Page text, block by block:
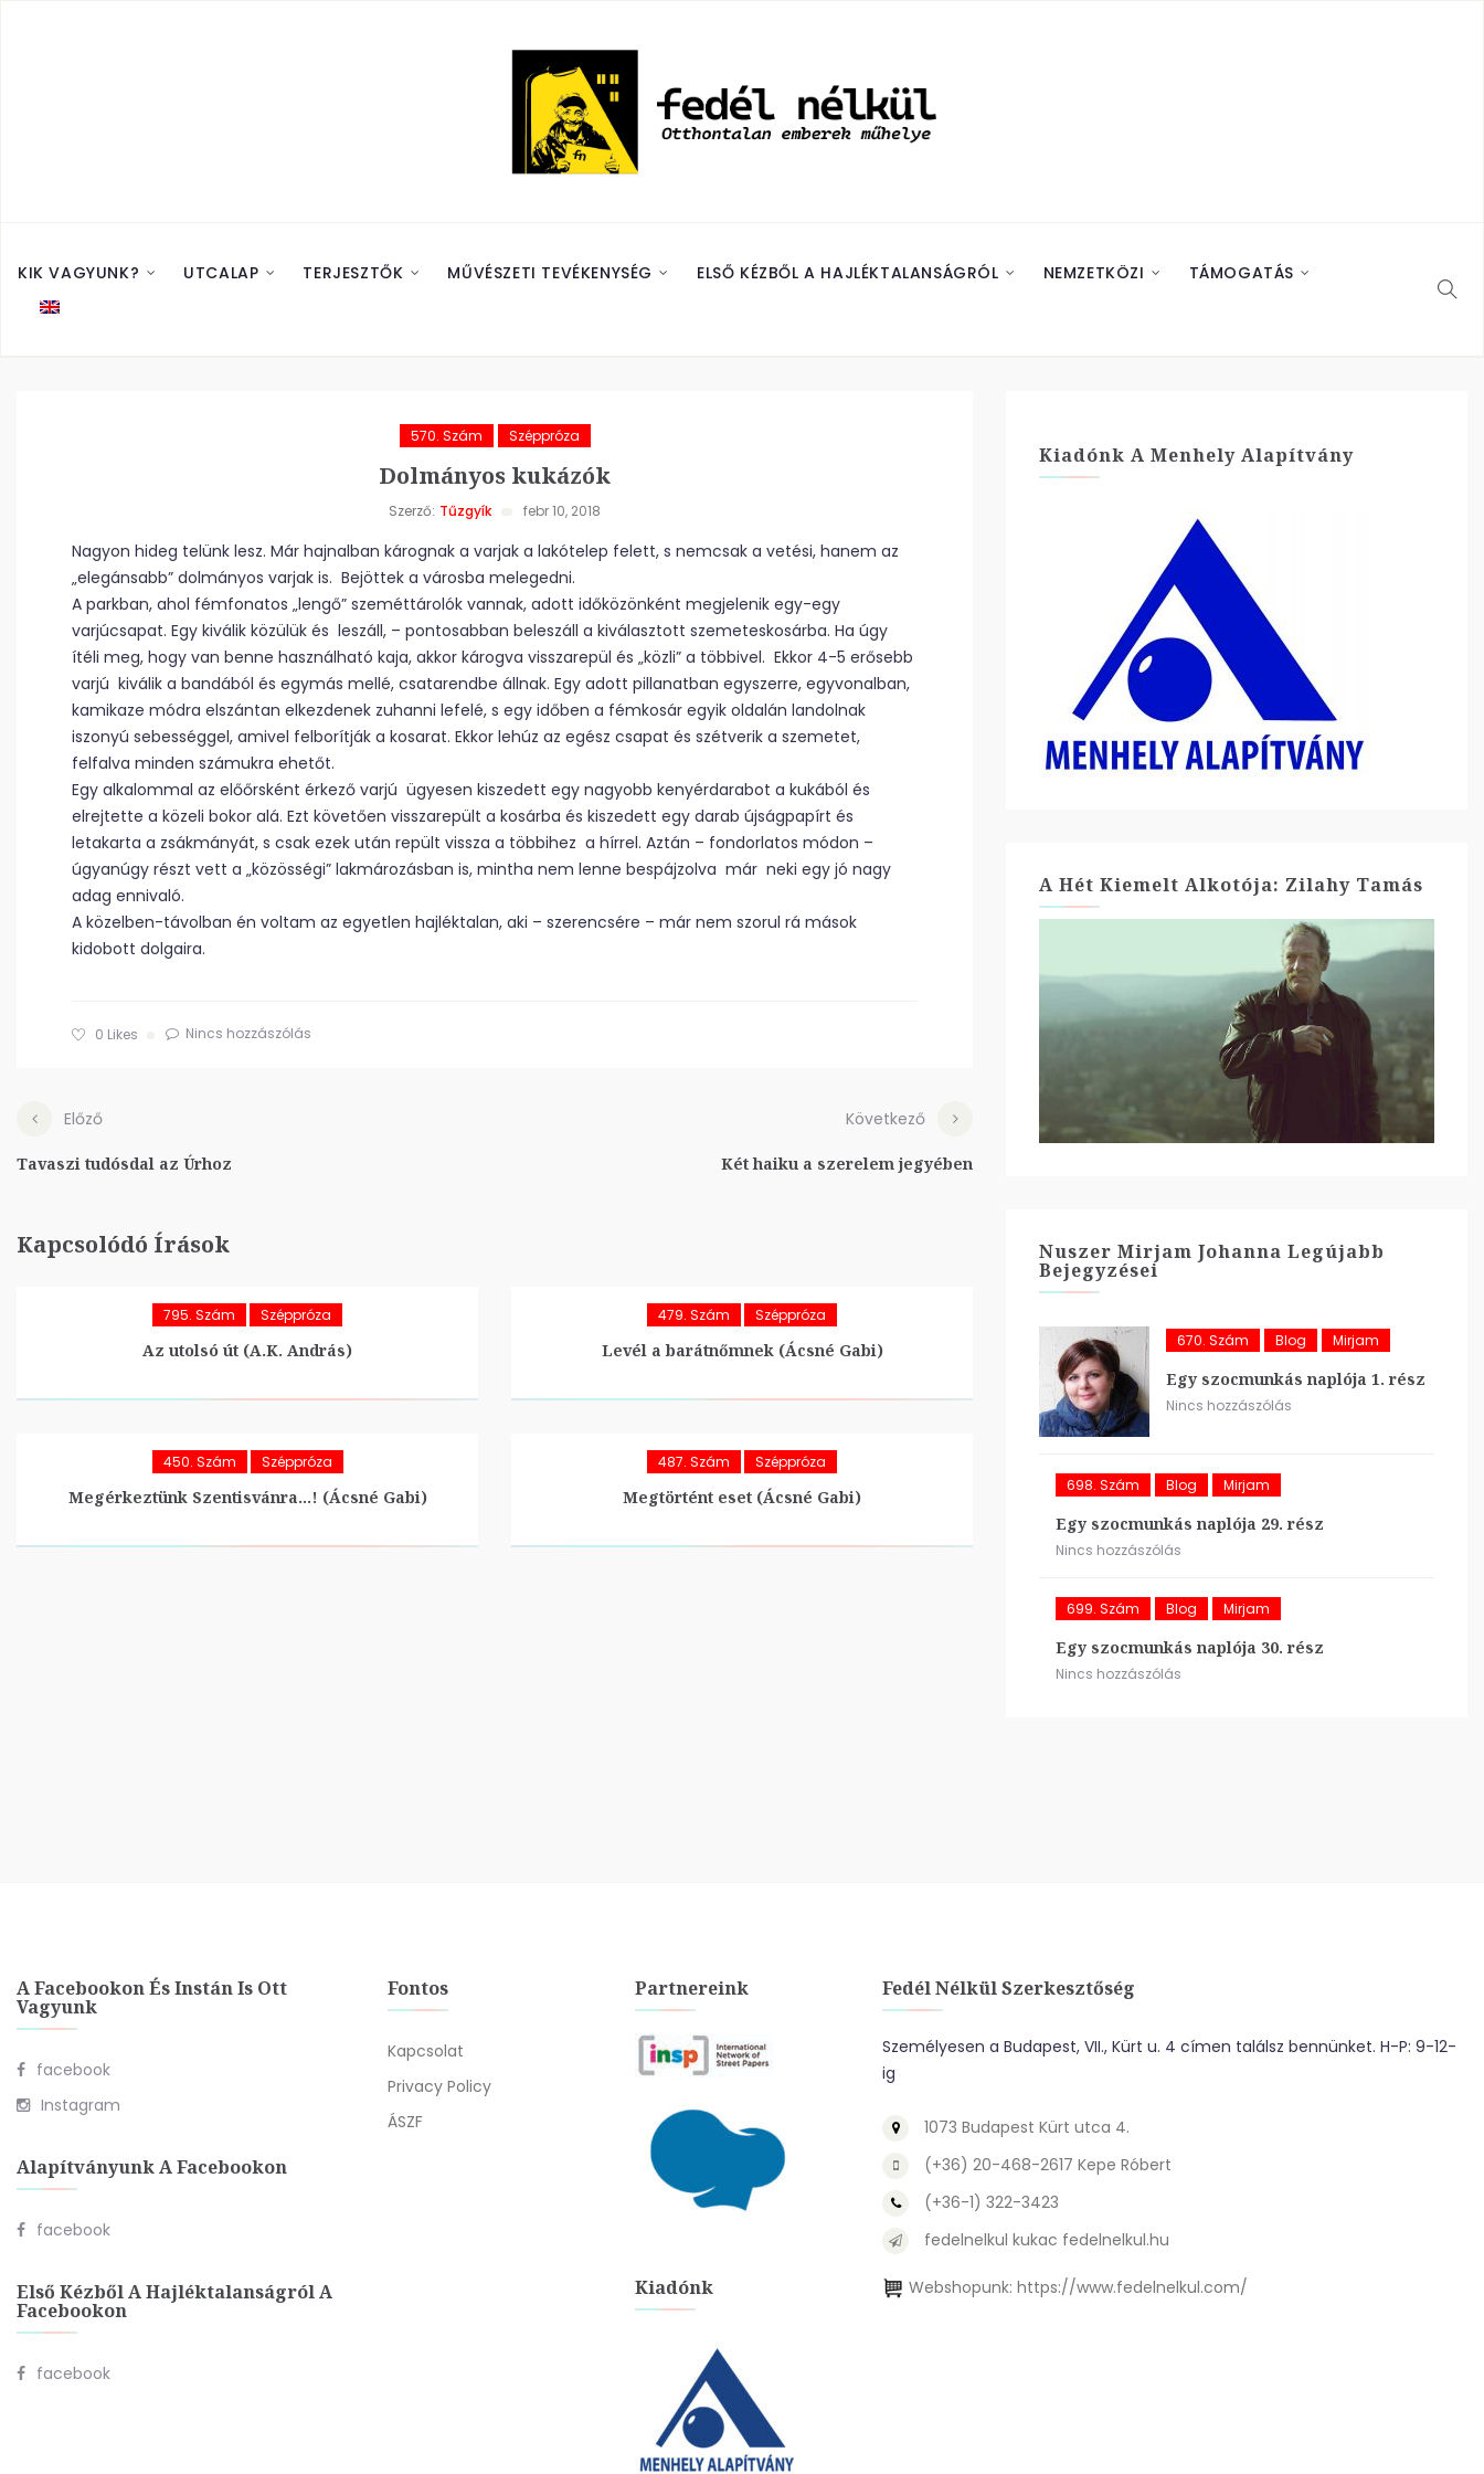
KIK VAGYUNK? UTCALAP TERJESZTŐK MŰVÉSZETI TEVÉKENYSÉG ELSŐ KÉZBŐL A HAJLÉKTALANSÁGRÓL NEMZETKÖZI TÁMOGATÁS
570. Szám Széppróza
Dolmányos kukázók
Szerző: Tűzgyík febr 10, 2018
Nagyon hideg telünk lesz. Már hajnalban kárognak a varjak a lakótelep felett, s nemcsak a vetési, hanem az
„elegánsabb” dolmányos varjak is. Bejöttek a városba melegedni.
A parkban, ahol fémfonatos „lengő” szeméttárolók vannak, adott időközönként megjelenik egy-egy
varjúcsapat. Egy kiválik közülük és leszáll, – pontosabban beleszáll a kiválasztott szemeteskosárba. Ha úgy
ítéli meg, hogy van benne használható kaja, akkor károgva visszarepül és „közli” a többivel. Ekkor 4-5 erősebb
varjú kiválik a bandából és egymás mellé, csatarendbe állnak. Egy adott pillanatban egyszerre, egyvonalban,
kamikaze módra elszántan elkezdenek zuhanni lefelé, s egy időben a fémkosár egyik oldalán landolnak
iszonyú sebességgel, amivel felborítják a kosarat. Ekkor lehúz az egész csapat és szétverik a szemetet,
felfalva minden számukra ehetőt.
Egy alkalommal az előőrsként érkező varjú ügyesen kiszedett egy nagyobb kenyérdarabot a kukából és
elrejtette a közeli bokor alá. Ezt követően visszarepült a kosárba és kiszedett egy darab újságpapírt és
letakarta a zsákmányát, s csak ezek után repült vissza a többihez a hírrel. Aztán – fondorlatos módon –
úgyanúgy részt vett a „közösségi” lakmározásban is, mintha nem lenne bespájzolva már neki egy jó nagy
adag ennivaló.
A közelben-távolban én voltam az egyetlen hajléktalan, aki – szerencsére – már nem szorul rá mások
kidobott dolgaira.
0 Likes Nincs hozzászólás
Előző
Tavaszi tudósdal az Úrhoz
Következő
Két haiku a szerelem jegyében
Kapcsolódó Írások
795. Szám Széppróza
Az utolsó út (A.K. András)
479. Szám Széppróza
Levél a barátnőmnek (Ácsné Gabi)
450. Szám Széppróza
Megérkeztünk Szentisvánra…! (Ácsné Gabi)
487. Szám Széppróza
Megtörtént eset (Ácsné Gabi)
Kiadónk A Menhely Alapítvány
A Hét Kiemelt Alkotója: Zilahy Tamás
Nuszer Mirjam Johanna Legújabb
Bejegyzései
670. Szám Blog Mirjam
Egy szocmunkás naplója 1. rész
Nincs hozzászólás
698. Szám Blog Mirjam
Egy szocmunkás naplója 29. rész
Nincs hozzászólás
699. Szám Blog Mirjam
Egy szocmunkás naplója 30. rész
Nincs hozzászólás
A Facebookon És Instán Is Ott
Vagyunk
facebook
Instagram
Alapítványunk A Facebookon
facebook
Első Kézből A Hajléktalanságról A
Facebookon
facebook
Fontos
Kapcsolat
Privacy Policy
ÁSZF
Partnereink
Kiadónk
Fedél Nélkül Szerkesztőség
Személyesen a Budapest, VII., Kürt u. 4 címen találsz bennünket. H-P: 9-12-
ig
1073 Budapest Kürt utca 4.
(+36) 20-468-2617 Kepe Róbert
(+36-1) 322-3423
fedelnelkul kukac fedelnelkul.hu
Webshopunk: https://www.fedelnelkul.com/